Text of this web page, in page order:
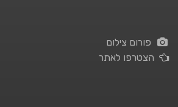
פורום צילום
הצטרפו לאתר